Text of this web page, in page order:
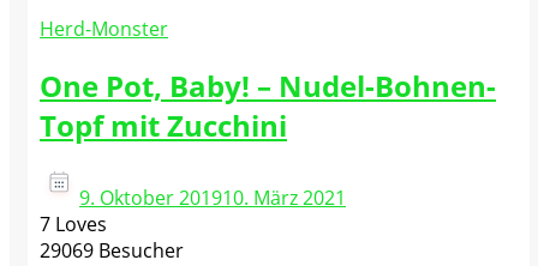
Herd-Monster
One Pot, Baby! – Nudel-Bohnen-
Topf mit Zucchini
9. Oktober 201910. März 2021
7 Loves
29069 Besucher